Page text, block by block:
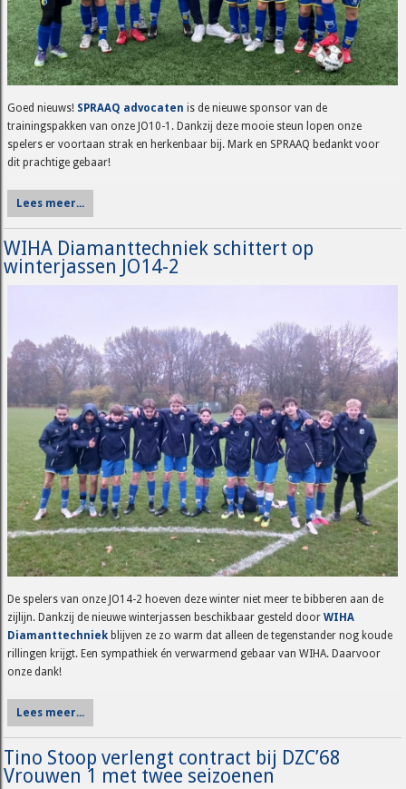
Goed nieuws! SPRAAQ advocaten is de nieuwe sponsor van de
trainingspakken van onze JO10-1. Dankzij deze mooie steun lopen onze
spelers er voortaan strak en herkenbaar bij. Mark en SPRAAQ bedankt voor
dit prachtige gebaar!
Lees meer...
WIHA Diamanttechniek schittert op
winterjassen JO14-2
De spelers van onze JO14-2 hoeven deze winter niet meer te bibberen aan de
zijlijn. Dankzij de nieuwe winterjassen beschikbaar gesteld door WIHA
Diamanttechniek blijven ze zo warm dat alleen de tegenstander nog koude
rillingen krijgt. Een sympathiek én verwarmend gebaar van WIHA. Daarvoor
onze dank!
Lees meer...
Tino Stoop verlengt contract bij DZC’68
Vrouwen 1 met twee seizoenen